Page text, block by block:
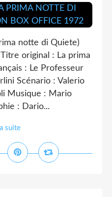
notte di Quiete)
original : La prima
: Le Professeur
Scénario : Valerio
Musique : Mario
: Dario...
suite